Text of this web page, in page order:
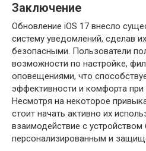
Заключение
Обновление iOS 17 внесло
систему уведомлений, сделав
безопасными. Пользователи
возможности по настройке,
оповещениями, что
эффективности и комфорта при
Несмотря на некоторое
стоит начать активно их
взаимодействие с устройством
персонализированным и